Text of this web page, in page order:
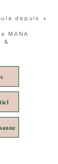
depuis +
MANA
&